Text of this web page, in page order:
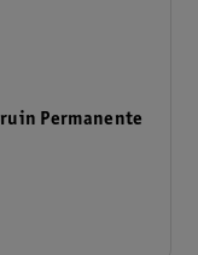
Permanente